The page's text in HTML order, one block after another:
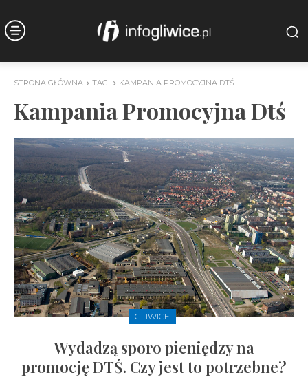
STRONA GŁÓWNA TAGI KAMPANIA PROMOCYJNA DTŚ
Kampania Promocyjna Dtś
GLIWICE
Wydadzą sporo pieniędzy na
promocję DTŚ. Czy jest to potrzebne?